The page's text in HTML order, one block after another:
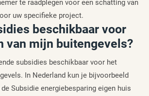
te raadplegen voor een schatting van
uw specifieke project.
beschikbaar voor
van mijn buitengevels?
subsidies beschikbaar voor het
In Nederland kun je bijvoorbeeld
Subsidie energiebesparing eigen huis